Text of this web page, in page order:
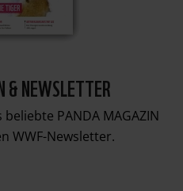
& NEWSLETTER
PANDA MAGAZIN
WWF-Newsletter.